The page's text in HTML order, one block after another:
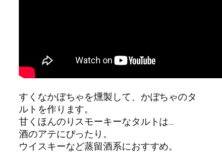
すくなかぼちゃを燻製して、かぼちゃのタ
ルトを作ります。
甘くほんのりスモーキーなタルトは…
酒のアテにぴったり。
ウイスキーなど蒸留酒系におすすめ。